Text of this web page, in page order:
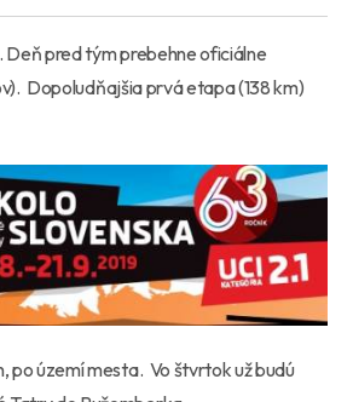
pred tým prebehne oficiálne
Dopoludňajšia prvá etapa (138 km)
po území mesta. Vo štvrtok už budú